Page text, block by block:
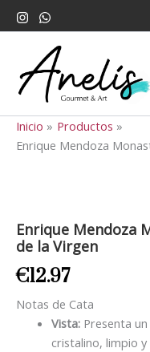
al
contenido
Inicio
Productos
Enrique Mendoza
Enrique Mendoza
de la Virgen
€12.97
Notas de Cata
Vista:Presenta
cristalino, limpio
–
Paraje
Cabezo
de
la
Virgen
cantidad